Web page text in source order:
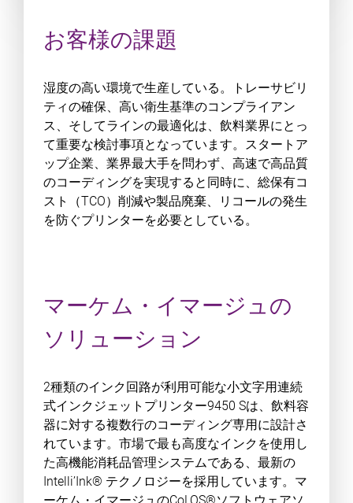
お客様の課題
湿度の高い環境で生産している。トレーサビリ
ティの確保、高い衛生基準のコンプライアン
ス、そしてラインの最適化は、飲料業界にとっ
て重要な検討事項となっています。スタートア
ップ企業、業界最大手を問わず、高速で高品質
のコーディングを実現すると同時に、総保有コ
スト（TCO）削減や製品廃棄、リコールの発生
を防ぐプリンターを必要としている。
マーケム・イマージュの
ソリューション
2種類のインク回路が利用可能な小文字用連続
式インクジェットプリンター9450 Sは、飲料容
器に対する複数行のコーディング専用に設計さ
れています。市場で最も高度なインクを使用し
た高機能消耗品管理システムである、最新の
Intelli’Ink® テクノロジーを採用しています。マ